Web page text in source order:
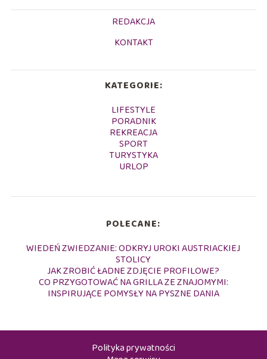
REDAKCJA
KONTAKT
KATEGORIE:
LIFESTYLE
PORADNIK
REKREACJA
SPORT
TURYSTYKA
URLOP
POLECANE:
WIEDEŃ ZWIEDZANIE: ODKRYJ UROKI AUSTRIACKIEJ
STOLICY
JAK ZROBIĆ ŁADNE ZDJĘCIE PROFILOWE?
CO PRZYGOTOWAĆ NA GRILLA ZE ZNAJOMYMI:
INSPIRUJĄCE POMYSŁY NA PYSZNE DANIA
Polityka prywatności